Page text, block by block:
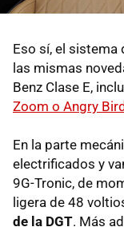
Eso sí, el
las mismas
Benz Clase E,
Zoom o Angry
En la parte
electrificados y
9G-Tronic, de
ligera de 48
de la DGT. Más